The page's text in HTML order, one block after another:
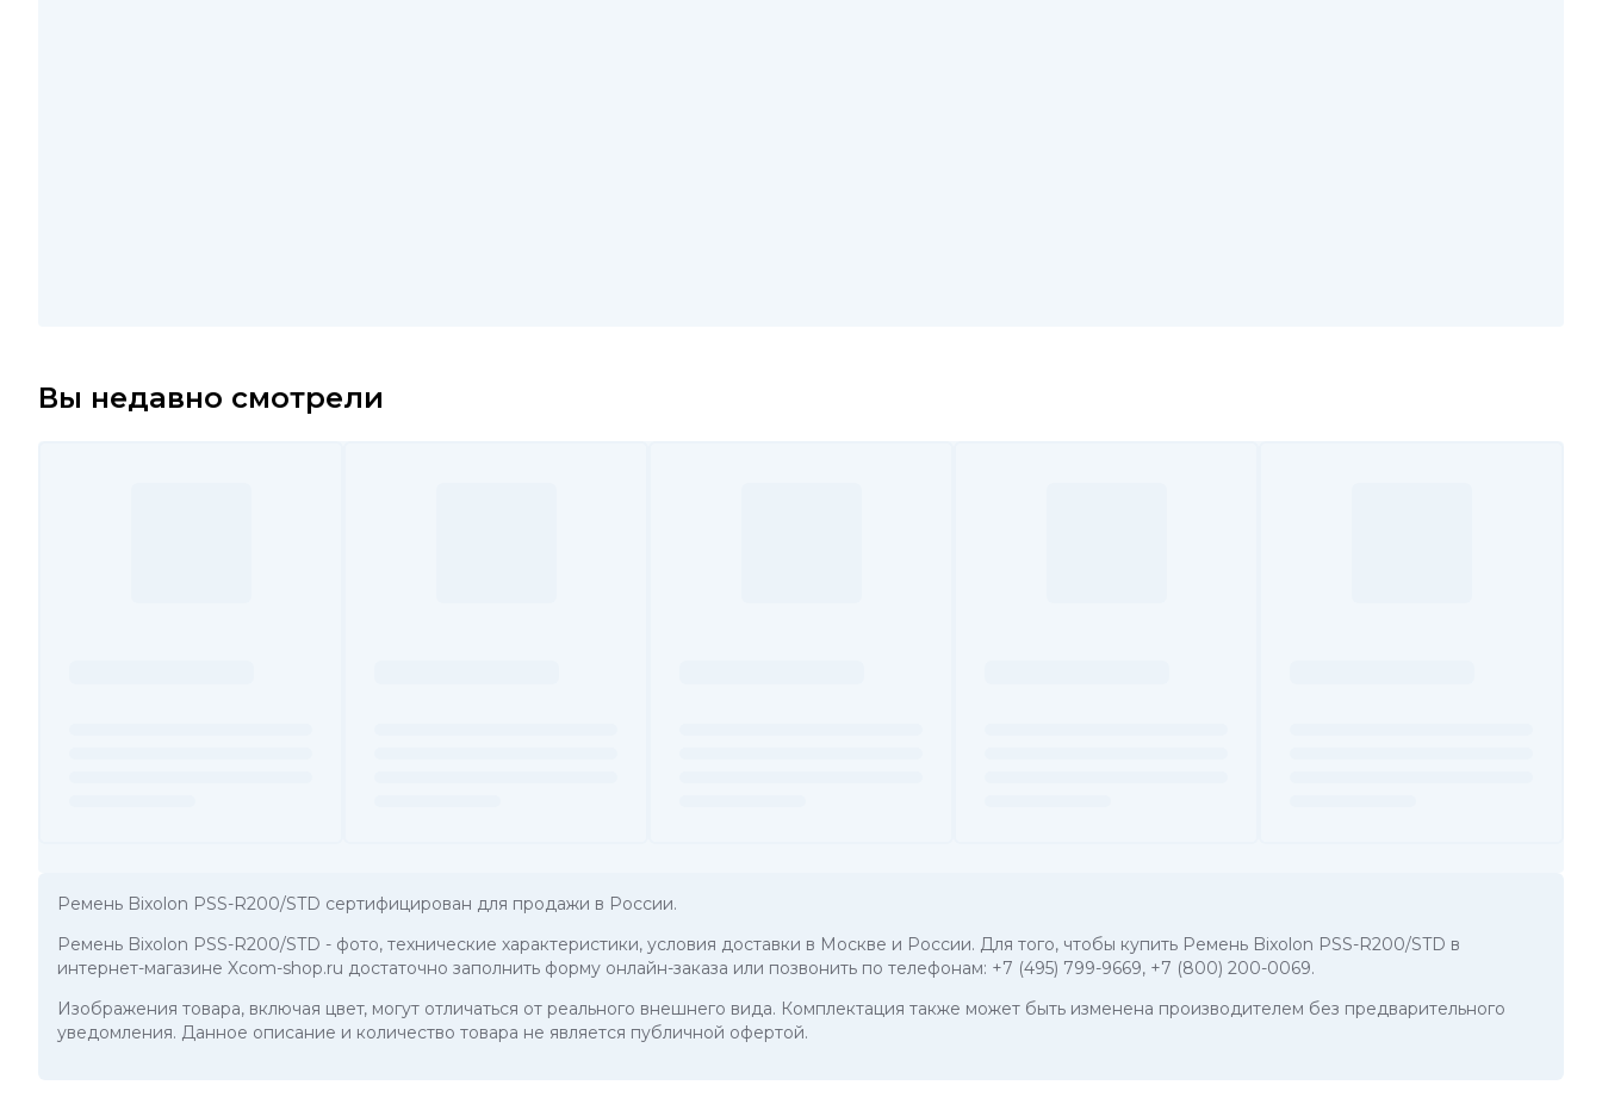
Вы недавно смотрели
Ремень Bixolon PSS-R200/STD сертифицирован для продажи в России.
Ремень Bixolon PSS-R200/STD - фото, технические характеристики, условия доставки в Москве и России. Для того, чтобы купить Ремень Bixolon PSS-R200/STD в
интернет-магазине Xcom-shop.ru достаточно заполнить форму онлайн-заказа или позвонить по телефонам: +7 (495) 799-9669, +7 (800) 200-0069.
Изображения товара, включая цвет, могут отличаться от реального внешнего вида. Комплектация также может быть изменена производителем без предварительного
уведомления. Данное описание и количество товара не является публичной офертой.